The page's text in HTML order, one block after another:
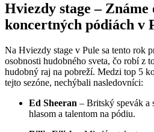
Hviezdy stage – Známe
koncertných pódiách v
Na Hviezdy stage v Pule sa tento rok
osobnosti hudobného sveta, čo robí z
hudobný raj na pobreží. Medzi top 5
tejto sezóne, nechýbali nasledovníci:
Ed Sheeran – Britský spevák a
hlasom a talentom na pódiu.